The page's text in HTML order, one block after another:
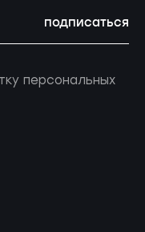
подписаться
персональных